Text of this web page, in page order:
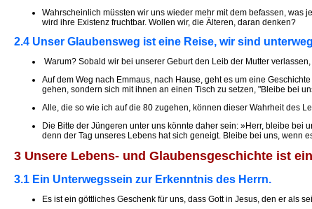
Wahrscheinlich müssten wir uns wieder mehr mit dem befassen, was
wird ihre Existenz fruchtbar. Wollen wir, die Älteren, daran denken?
2.4 Unser Glaubensweg ist eine Reise, wir sind
Warum? Sobald wir bei unserer Geburt den Leib der Mutter
Auf dem Weg nach Emmaus, nach Hause, geht es um eine
gehen, sondern sich mit ihnen an einen Tisch zu setzen, "Bleibe bei
Alle, die so wie ich auf die 80 zugehen, können dieser Wahrheit des
Die Bitte der Jüngeren unter uns könnte daher sein: »Herr, bleibe bei
denn der Tag unseres Lebens hat sich geneigt. Bleibe bei uns, wenn
3 Unsere Lebens- und Glaubensgeschichte ist
3.1 Ein Unterwegssein zur Erkenntnis des Herrn.
Es ist ein göttliches Geschenk für uns, dass Gott in Jesus, den er als